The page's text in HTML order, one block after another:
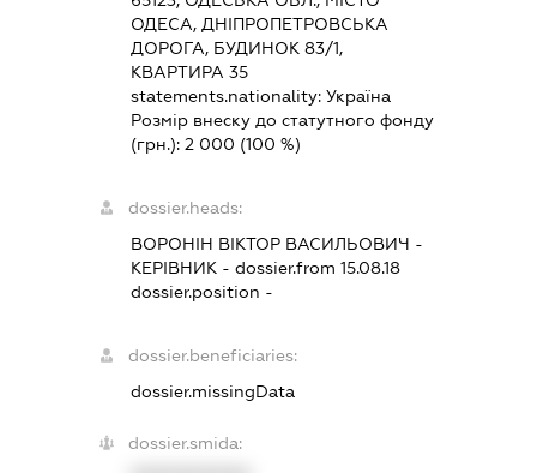
ОДЕСА, ДНІПРОПЕТРОВСЬКА
ДОРОГА, БУДИНОК 83/1,
КВАРТИРА 35
statements.nationality:Україна
Розмір внеску до статутного фонду
(грн.):2 000 (100 %)
dossier.heads:
ВОРОНІН ВІКТОР ВАСИЛЬОВИЧ -
КЕРІВНИК - dossier.from 15.08.18
dossier.position -
dossier.beneficiaries:
dossier.missingData
dossier.smida: